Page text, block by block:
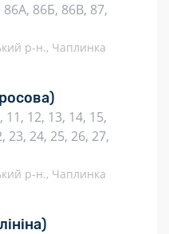
86Б, 86В, 87,
р-н., Чаплинка
11, 12, 13, 14, 15,
23, 24, 25, 26, 27,
р-н., Чаплинка